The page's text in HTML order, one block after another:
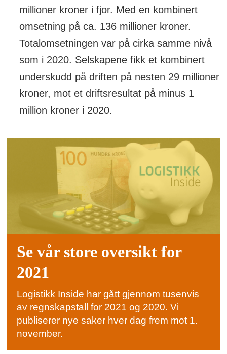
millioner kroner i fjor. Med en kombinert
omsetning på ca. 136 millioner kroner.
Totalomsetningen var på cirka samme nivå
som i 2020. Selskapene fikk et kombinert
underskudd på driften på nesten 29 millioner
kroner, mot et driftsresultat på minus 1
million kroner i 2020.
Se vår store oversikt for
2021
Logistikk Inside har gått gjennom tusenvis
av regnskapstall for 2021 og 2020. Vi
publiserer nye saker hver dag frem mot 1.
november.